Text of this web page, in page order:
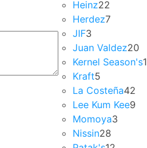
Heinz22
Herdez7
JIF3
Juan Valdez20
Kernel Season's1
Kraft5
La Costeña42
Lee Kum Kee9
Momoya3
Nissin28